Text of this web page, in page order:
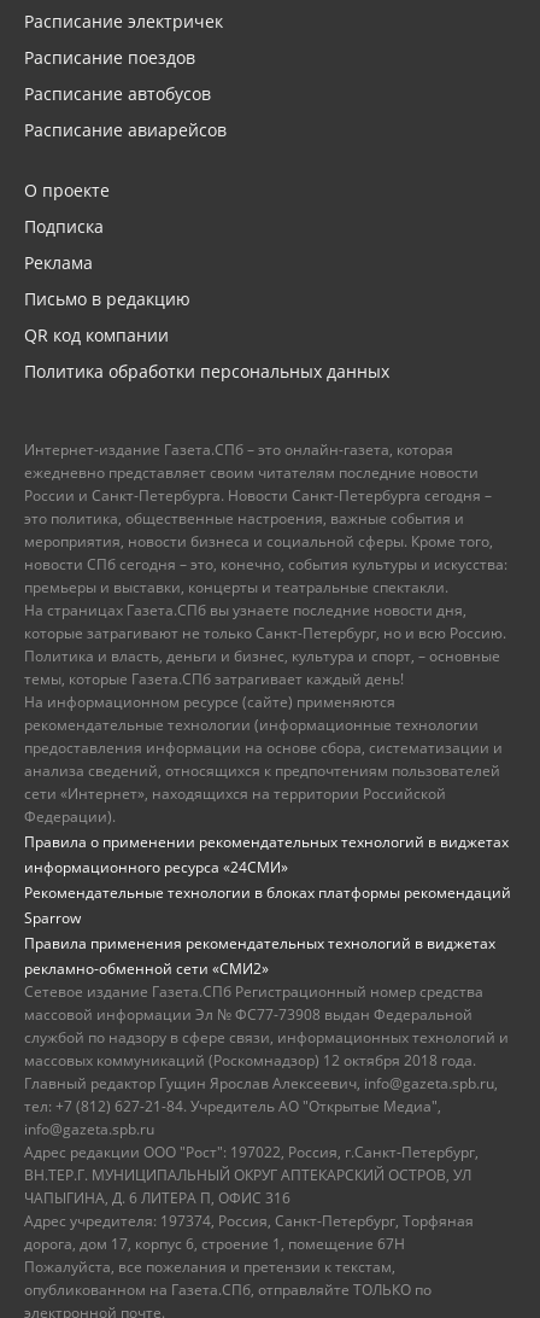
Расписание электричек
Расписание поездов
Расписание автобусов
Расписание авиарейсов
О проекте
Подписка
Реклама
Письмо в редакцию
QR код компании
Политика обработки персональных данных
Интернет-издание Газета.СПб – это онлайн-газета, которая
ежедневно представляет своим читателям последние новости
России и Санкт-Петербурга. Новости Санкт-Петербурга сегодня –
это политика, общественные настроения, важные события и
мероприятия, новости бизнеса и социальной сферы. Кроме того,
новости СПб сегодня – это, конечно, события культуры и искусства:
премьеры и выставки, концерты и театральные спектакли.
На страницах Газета.СПб вы узнаете последние новости дня,
которые затрагивают не только Санкт-Петербург, но и всю Россию.
Политика и власть, деньги и бизнес, культура и спорт, – основные
темы, которые Газета.СПб затрагивает каждый день!
На информационном ресурсе (сайте) применяются
рекомендательные технологии (информационные технологии
предоставления информации на основе сбора, систематизации и
анализа сведений, относящихся к предпочтениям пользователей
сети «Интернет», находящихся на территории Российской
Федерации).
Правила о применении рекомендательных технологий в виджетах
информационного ресурса «24СМИ»
Рекомендательные технологии в блоках платформы рекомендаций
Sparrow
Правила применения рекомендательных технологий в виджетах
рекламно-обменной сети «СМИ2»
Сетевое издание Газета.СПб Регистрационный номер средства
массовой информации Эл № ФС77-73908 выдан Федеральной
службой по надзору в сфере связи, информационных технологий и
массовых коммуникаций (Роскомнадзор) 12 октября 2018 года.
Главный редактор Гущин Ярослав Алексеевич, info@gazeta.spb.ru,
тел: +7 (812) 627-21-84. Учредитель АО "Открытые Медиа",
info@gazeta.spb.ru
Адрес редакции ООО "Рост": 197022, Россия, г.Санкт-Петербург,
ВН.ТЕР.Г. МУНИЦИПАЛЬНЫЙ ОКРУГ АПТЕКАРСКИЙ ОСТРОВ, УЛ
ЧАПЫГИНА, Д. 6 ЛИТЕРА П, ОФИС 316
Адрес учредителя: 197374, Россия, Санкт-Петербург, Торфяная
дорога, дом 17, корпус 6, строение 1, помещение 67Н
Пожалуйста, все пожелания и претензии к текстам,
опубликованном на Газета.СПб, отправляйте ТОЛЬКО по
электронной почте.